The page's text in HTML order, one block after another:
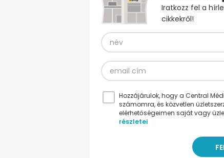
Iratkozz fel a
cikkekről!
Hozzájárulok, hogy a Central
számomra, és közvetlen
elérhetőségeimen saját vagy
részletei